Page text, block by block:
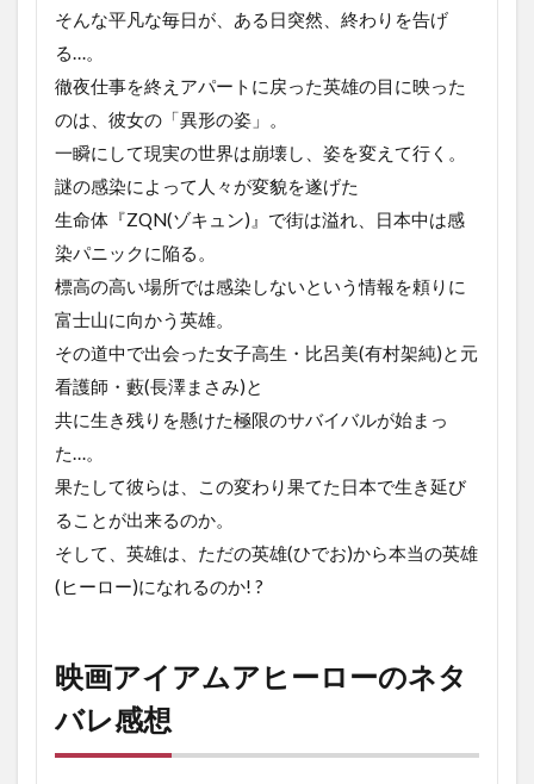
そんな平凡な毎日が、ある日突然、終わりを告げ
る…。
徹夜仕事を終えアパートに戻った英雄の目に映った
のは、彼女の「異形の姿」。
一瞬にして現実の世界は崩壊し、姿を変えて行く。
謎の感染によって人々が変貌を遂げた
生命体『ZQN(ゾキュン)』で街は溢れ、日本中は感
染パニックに陥る。
標高の高い場所では感染しないという情報を頼りに
富士山に向かう英雄。
その道中で出会った女子高生・比呂美(有村架純)と元
看護師・藪(長澤まさみ)と
共に生き残りを懸けた極限のサバイバルが始まっ
た…。
果たして彼らは、この変わり果てた日本で生き延び
ることが出来るのか。
そして、英雄は、ただの英雄(ひでお)から本当の英雄
(ヒーロー)になれるのか! ?
映画アイアムアヒーローのネタ
バレ感想